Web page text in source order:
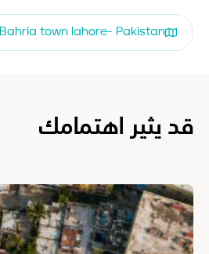
Bahria town lahore- Pakistan
قد يثير اهتمامك